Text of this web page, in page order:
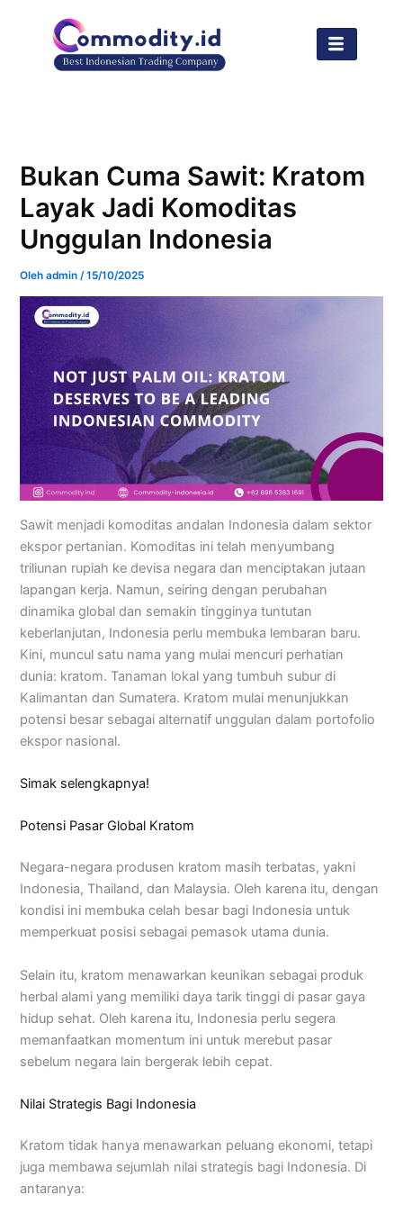
Bukan Cuma Sawit: Kratom
Layak Jadi Komoditas
Unggulan Indonesia
Olehadmin/15/10/2025
Sawit menjadi komoditas andalan Indonesia dalam sektor
ekspor pertanian. Komoditas ini telah menyumbang
triliunan rupiah ke devisa negara dan menciptakan jutaan
lapangan kerja. Namun, seiring dengan perubahan
dinamika global dan semakin tingginya tuntutan
keberlanjutan, Indonesia perlu membuka lembaran baru.
Kini, muncul satu nama yang mulai mencuri perhatian
dunia: kratom. Tanaman lokal yang tumbuh subur di
Kalimantan dan Sumatera. Kratom mulai menunjukkan
potensi besar sebagai alternatif unggulan dalam portofolio
ekspor nasional.
Simak selengkapnya!
Potensi Pasar Global Kratom
Negara-negara produsen kratom masih terbatas, yakni
Indonesia, Thailand, dan Malaysia. Oleh karena itu, dengan
kondisi ini membuka celah besar bagi Indonesia untuk
memperkuat posisi sebagai pemasok utama dunia.
Selain itu, kratom menawarkan keunikan sebagai produk
herbal alami yang memiliki daya tarik tinggi di pasar gaya
hidup sehat. Oleh karena itu, Indonesia perlu segera
memanfaatkan momentum ini untuk merebut pasar
sebelum negara lain bergerak lebih cepat.
Nilai Strategis Bagi Indonesia
Kratom tidak hanya menawarkan peluang ekonomi, tetapi
juga membawa sejumlah nilai strategis bagi Indonesia. Di
antaranya: